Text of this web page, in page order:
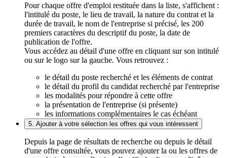
Pour chaque offre d'emploi restituée dans la liste, s'affichent :
l'intitulé du poste, le lieu de travail, la nature du contrat et la
durée de travail, le nom de l'entreprise si précisé, les 200
premiers caractères du descriptif du poste, la date de
publication de l'offre.
Vous accédez au détail d'une offre en cliquant sur son intitulé
ou sur le logo sur la gauche. Vous retrouvez :
le détail du poste recherché et les éléments de contrat
le détail du profil du candidat recherché par l'entreprise
les modalités pour répondre à cette offre
la présentation de l'entreprise (si présente)
les informations complémentaires le cas échéant
5. Ajouter à votre sélection les offres qui vous intéressent
Depuis la page de résultats de recherche ou depuis le détail
d'une offre consultée, vous pouvez ajouter la ou les offres de